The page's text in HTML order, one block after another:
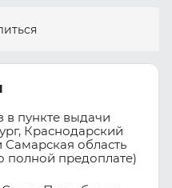
в пункте выдачи
Краснодарский
область
полной предоплате)